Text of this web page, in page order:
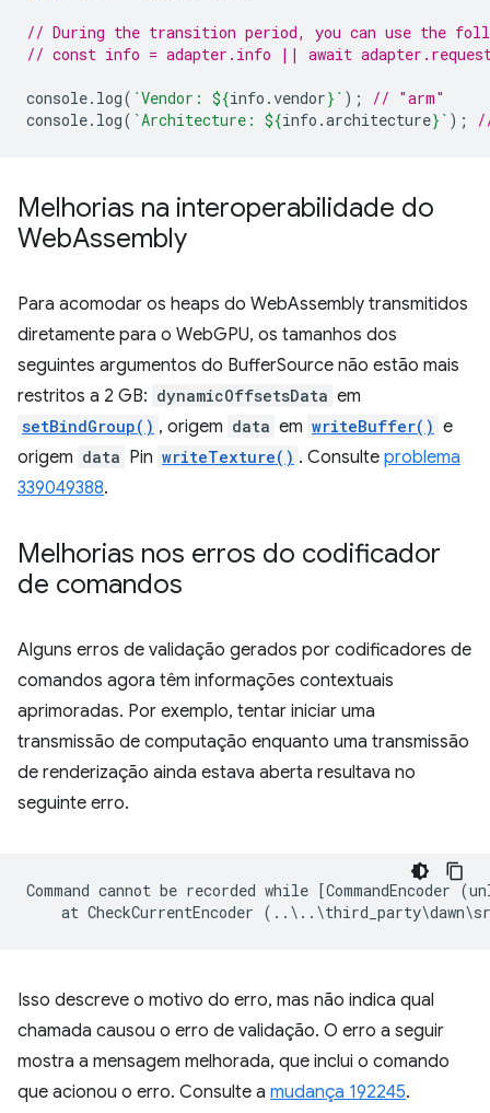
// During the transition period, you can use the
// const info = adapter.info || await
console. log( `Vendor: ${info .vendor} ` );
// "arm"
console. log( `Architecture: ${info .architecture} ` );
Melhorias na interoperabilidade do
WebAssembly
Para acomodar os heaps do WebAssembly transmitidos
diretamente para o WebGPU, os tamanhos dos
seguintes argumentos do BufferSource não estão mais
restritos a 2 GB: dynamicOffsetsData em
setBindGroup() , origem data em writeBuffer() e
origem data Pin writeTexture() . Consulte problema
339049388.
Melhorias nos erros do codificador
de comandos
Alguns erros de validação gerados por codificadores de
comandos agora têm informações contextuais
aprimoradas. Por exemplo, tentar iniciar uma
transmissão de computação enquanto uma transmissão
de renderização ainda estava aberta resultava no
seguinte erro.
Command cannot be recorded while
Isso descreve o motivo do erro, mas não indica qual
chamada causou o erro de validação. O erro a seguir
mostra a mensagem melhorada, que inclui o comando
que acionou o erro. Consulte a mudança 192245.